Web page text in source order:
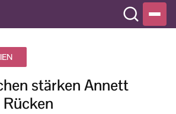
stärken Annett